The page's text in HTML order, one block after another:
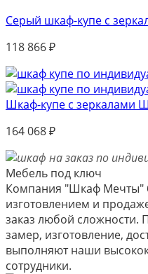
Серый шкаф-купе с
118 866₽
Шкаф-купе с зеркалами
164 068₽
Мебель под ключ
Компания "Шкаф Мечты"
изготовлением и
заказ любой сложности.
замер, изготовление,
выполняют наши
сотрудники.